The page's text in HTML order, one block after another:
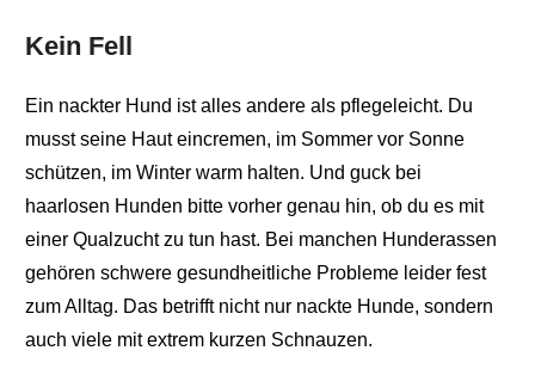
Kein Fell
Ein nackter Hund ist alles andere als pflegeleicht. Du
musst seine Haut eincremen, im Sommer vor Sonne
schützen, im Winter warm halten. Und guck bei
haarlosen Hunden bitte vorher genau hin, ob du es mit
einer Qualzucht zu tun hast. Bei manchen Hunderassen
gehören schwere gesundheitliche Probleme leider fest
zum Alltag. Das betrifft nicht nur nackte Hunde, sondern
auch viele mit extrem kurzen Schnauzen.